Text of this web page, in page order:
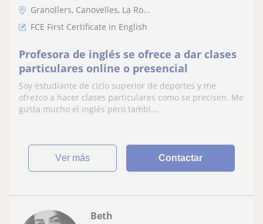
Granollers, Canovelles, La Ro...
FCE First Certificate in English
Profesora de inglés se ofrece a dar clases
particulares online o presencial
Soy estudiante de ciclo superior de deportes y me
ofrezco a hacer clases particulares como se precisen. Me
gusta mucho el inglés pero tambi...
ver más Contactar
Beth